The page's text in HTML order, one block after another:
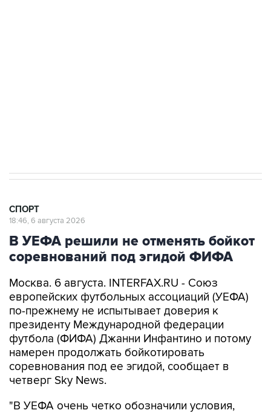
СПОРТ
18:46, 6 августа 2026
В УЕФА решили не отменять бойкот
соревнований под эгидой ФИФА
Москва. 6 августа. INTERFAX.RU - Союз
европейских футбольных ассоциаций (УЕФА)
по-прежнему не испытывает доверия к
президенту Международной федерации
футбола (ФИФА) Джанни Инфантино и потому
намерен продолжать бойкотировать
соревнования под ее эгидой, сообщает в
четверг Sky News.
"В УЕФА очень четко обозначили условия,